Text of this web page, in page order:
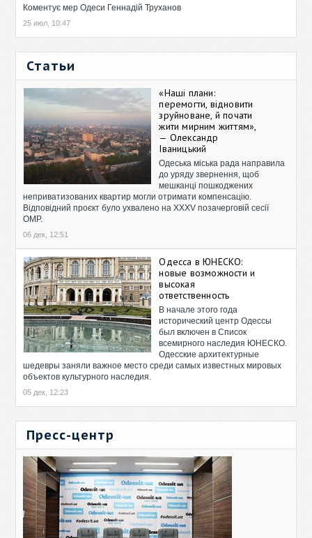
Коментує мер Одеси Геннадій Труханов
25 июл, 10:47
Статьи
«Наші плани:
перемогти, відновити
зруйноване, й почати
жити мирним життям»,
— Олександр
Іваницький
Одеська міська рада направила
до уряду звернення, щоб
мешканці пошкоджених
неприватизованих квартир могли отримати компенсацію.
Відповідний проєкт було ухвалено на XXXV позачерговій сесії
ОМР.
06 дек, 12:51
Одесса в ЮНЕСКО:
новые возможности и
высокая
ответственность
В начале этого года
исторический центр Одессы
был включен в Список
всемирного наследия ЮНЕСКО.
Одесские архитектурные
шедевры заняли важное место среди самых известных мировых
объектов культурного наследия.
05 дек, 12:23
Пресс-центр